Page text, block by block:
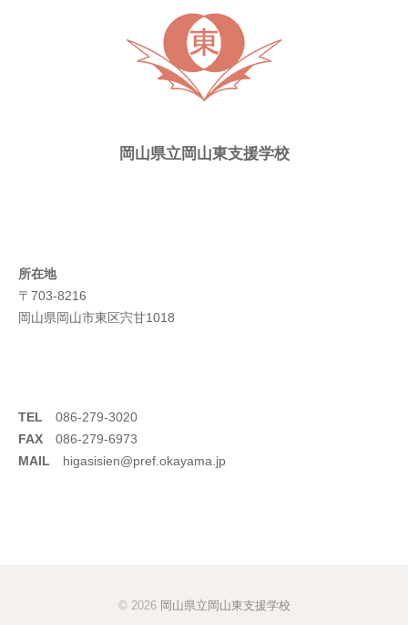
岡山県立岡山東支援学校
所在地
〒703-8216
岡山県岡山市東区宍甘1018
TEL 086-279-3020
FAX 086-279-6973
MAIL higasisien@pref.okayama.jp
© 2026 岡山県立岡山東支援学校